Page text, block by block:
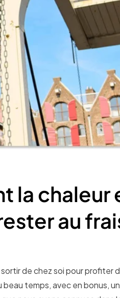
la chaleur
au
de chez soi pour profiter
temps, avec en bonus,